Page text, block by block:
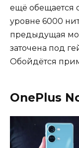
ещё обещается
уровне 6000
предыдущая
заточена под
Обойдётся
OnePlus